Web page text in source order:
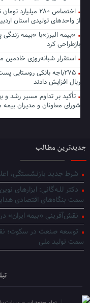
اختصاص ۲۸۰
از واحدهای تولیدی استان
«بیمه البرز»با «بیمه
بازطراحی کرد
استقرار شبانه‌روزی خادمین منطقه ۲ در مرز زرباطیه تا
ریال افزایش دادند
تأکید بر تداوم مسیر رشد
شورای معاونان و مدیران
جدیدترین مطالب
شرط جدید بازنشستگی،
دکتر للـه‌گانی: ابزارهای
سمت بنگاه‌های اقتصادی
نقش‌آفرینی «بیمه ایران»
توسعه صنعت در سکوت؛
سمت تولید ملی